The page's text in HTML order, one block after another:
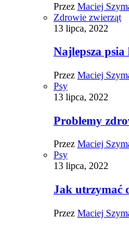
Przez Maciej
Zdrowie zwierząt
13 lipca, 2022
Najlepsza
Przez Maciej
Psy
13 lipca, 2022
Problemy
Przez Maciej
Psy
13 lipca, 2022
Jak utrzymać
Przez Maciej